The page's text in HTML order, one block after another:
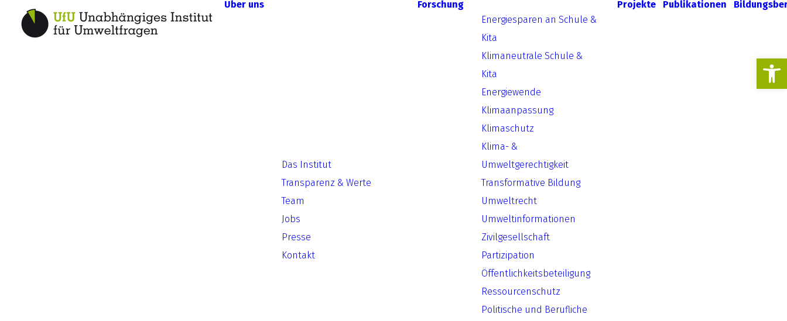
Über uns
Das Institut
Transparenz & Werte
Team
Jobs
Presse
Kontakt
Forschung
Energiesparen an Schule &
Kita
Klimaneutrale Schule &
Kita
Energiewende
Klimaanpassung
Klimaschutz
Klima- &
Umweltgerechtigkeit
Transformative Bildung
Umweltrecht
Umweltinformationen
Zivilgesellschaft
Partizipation
Öffentlichkeitsbeteiligung
Ressourcenschutz
Politische und Berufliche
Projekte Publikationen